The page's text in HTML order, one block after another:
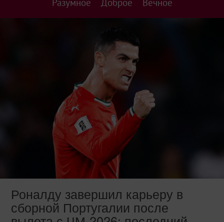
Разумное Доброе Вечное
Роналду завершил карьеру в
сборной Португалии после